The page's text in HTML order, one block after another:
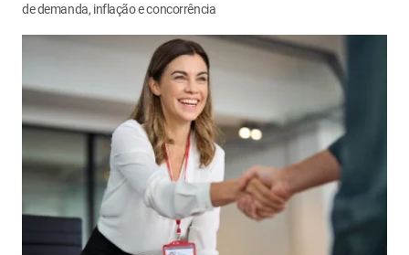
de demanda, inflação e concorrência